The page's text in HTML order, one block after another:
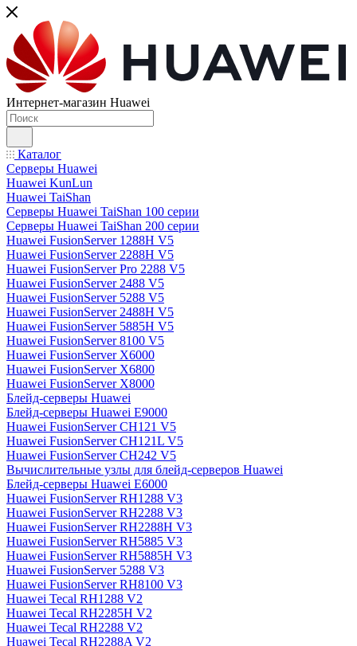
Интернет-магазин Huawei
Каталог
Серверы Huawei
Huawei KunLun
Huawei TaiShan
Серверы Huawei TaiShan 100 серии
Серверы Huawei TaiShan 200 серии
Huawei FusionServer 1288H V5
Huawei FusionServer 2288H V5
Huawei FusionServer Pro 2288 V5
Huawei FusionServer 2488 V5
Huawei FusionServer 5288 V5
Huawei FusionServer 2488H V5
Huawei FusionServer 5885H V5
Huawei FusionServer 8100 V5
Huawei FusionServer X6000
Huawei FusionServer X6800
Huawei FusionServer X8000
Блейд-серверы Huawei
Блейд-серверы Huawei E9000
Huawei FusionServer CH121 V5
Huawei FusionServer CH121L V5
Huawei FusionServer CH242 V5
Вычислительные узлы для блейд-серверов Huawei
Блейд-серверы Huawei E6000
Huawei FusionServer RH1288 V3
Huawei FusionServer RH2288 V3
Huawei FusionServer RH2288H V3
Huawei FusionServer RH5885 V3
Huawei FusionServer RH5885H V3
Huawei FusionServer 5288 V3
Huawei FusionServer RH8100 V3
Huawei Tecal RH1288 V2
Huawei Tecal RH2285H V2
Huawei Tecal RH2288 V2
Huawei Tecal RH2288A V2